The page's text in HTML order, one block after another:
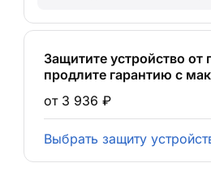
Защитите устройство
продлите гарантию с
от 3 936 ₽
Выбрать защиту